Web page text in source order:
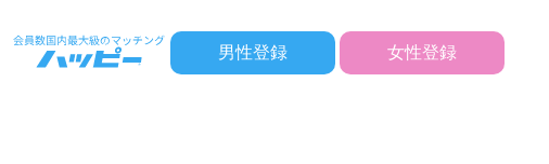
男性登録 女性登録